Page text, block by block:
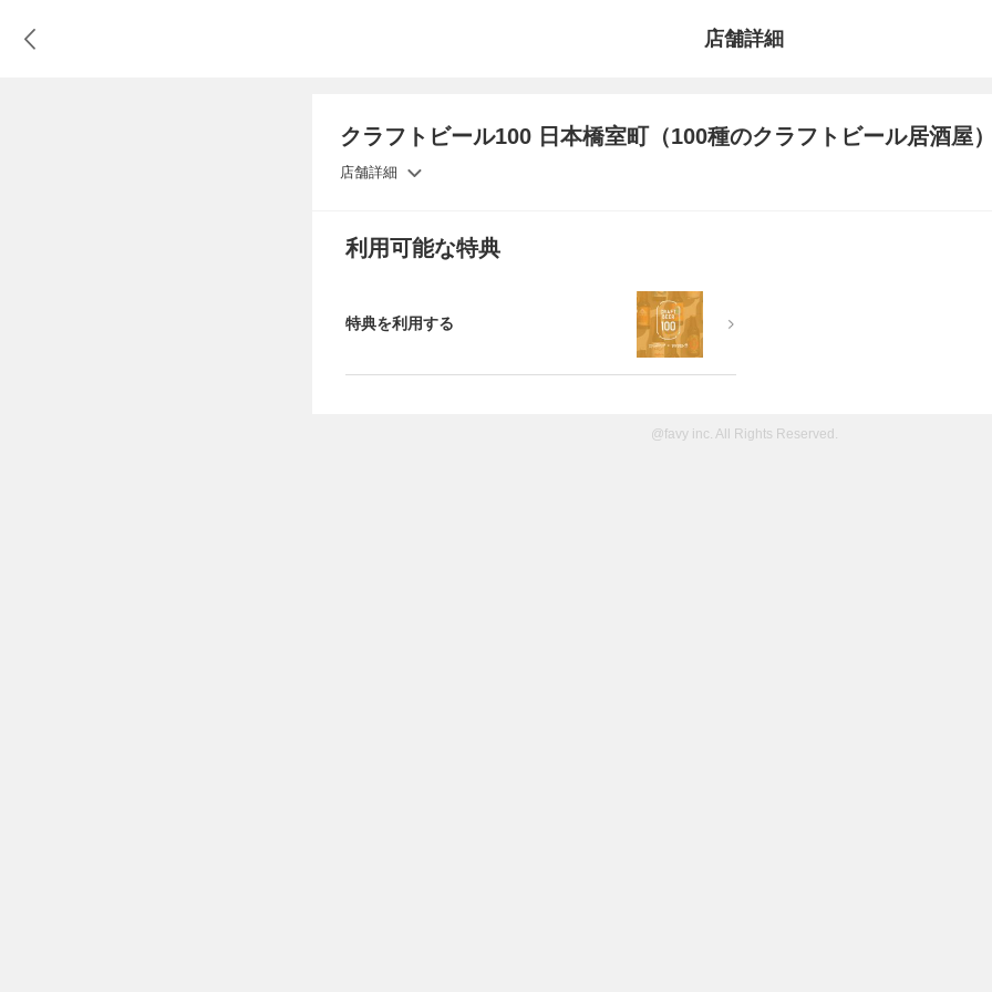
店舗詳細
クラフトビール100 日本橋室町（100種のクラフトビール居酒屋
店舗詳細
利用可能な特典
特典を利用する
@favy inc. All Rights Reserved.